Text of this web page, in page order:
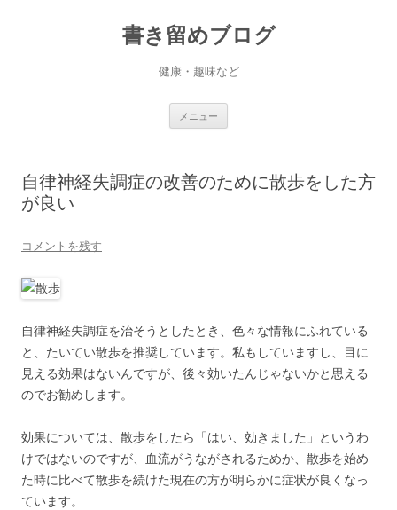
書き留めブログ
健康・趣味など
メニュー
ス
キ
自律神経失調症の改善のために散歩をした方
が良い
コメントを残す
自律神経失調症を治そうとしたとき、色々な情報にふれている
と、たいてい散歩を推奨しています。私もしていますし、目に
見える効果はないんですが、後々効いたんじゃないかと思える
のでお勧めします。
効果については、散歩をしたら「はい、効きました」というわ
けではないのですが、血流がうながされるためか、散歩を始め
た時に比べて散歩を続けた現在の方が明らかに症状が良くなっ
ています。